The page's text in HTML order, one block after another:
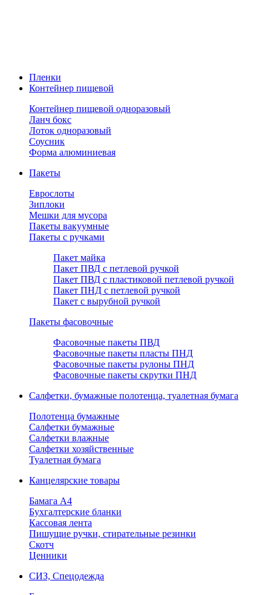
Пленки
Контейнер пищевой
Контейнер пищевой одноразовый
Ланч бокс
Лоток одноразовый
Соусник
Форма алюминиевая
Пакеты
Еврослоты
Зиплоки
Мешки для мусора
Пакеты вакуумные
Пакеты с ручками
Пакет майка
Пакет ПВД с петлевой ручкой
Пакет ПВД с пластиковой петлевой ручкой
Пакет ПНД с петлевой ручкой
Пакет с вырубной ручкой
Пакеты фасовочные
Фасовочные пакеты ПВД
Фасовочные пакеты пласты ПНД
Фасовочные пакеты рулоны ПНД
Фасовочные пакеты скрутки ПНД
Салфетки, бумажные полотенца, туалетная бумага
Полотенца бумажные
Салфетки бумажные
Салфетки влажные
Салфетки хозяйственные
Туалетная бумага
Канцелярские товары
Бамага А4
Бухгалтерские бланки
Кассовая лента
Пишущие ручки, стирательные резинки
Скотч
Ценники
СИЗ, Спецодежда